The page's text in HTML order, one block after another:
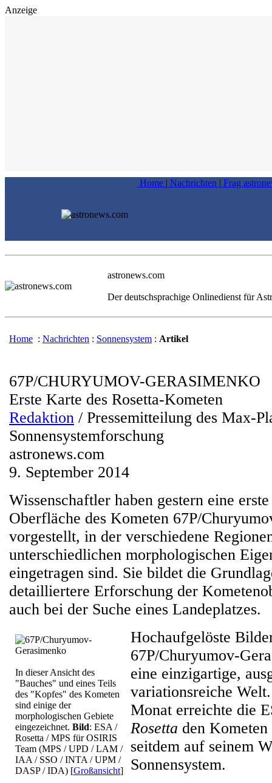
Anzeige
Home | Nachrichten | Frag
astronews.com
Der deutschsprachige Onlinedienst für
Home : Nachrichten : Sonnensystem : Artikel
67P/CHURYUMOV-GERASIMENKO
Erste Karte des Rosetta-Kometen
Redaktion / Pressemitteilung des Max-
Sonnensystemforschung
astronews.com
9. September 2014
Wissenschaftler haben gestern eine
Oberfläche des Kometen 67P/
vorgestellt, in der verschiedene
unterschiedlichen morphologischen
eingetragen sind. Sie bildet die
detailliertere Erforschung der
auch bei der Suche eines Landeplatzes.
In dieser Ansicht des
"Bauches" und eines Teils
des "Kopfes" des Kometen
sind einige der
morphologischen Gebiete
eingezeichnet. Bild: ESA /
Rosetta / MPS für OSIRIS
Team (MPS / UPD / LAM /
IAA / SSO / INTA / UPM /
DASP / IDA) [Großansicht]
Hochaufgelöste
67P/Churyumov-
eine einzigartige,
variationsreiche
Monat erreichte die
Rosetta den
seitdem auf seinem
Sonnensystem.